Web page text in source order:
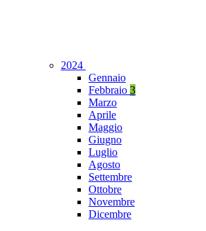
2024
Gennaio
Febbraio 3
Marzo
Aprile
Maggio
Giugno
Luglio
Agosto
Settembre
Ottobre
Novembre
Dicembre